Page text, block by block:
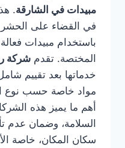
مبيدات في الشارقة.
في القضاء على
باستخدام مبيدات
المختصة. تقدم شركة
خدماتها بعد تقييم
مواد خاصة حسب نوع
أهم ما يميز هذه
السلامة، وضمان عدم
سكان المكان، خاصة